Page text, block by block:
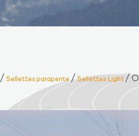
/Sellettes parapente/Sellettes Light/